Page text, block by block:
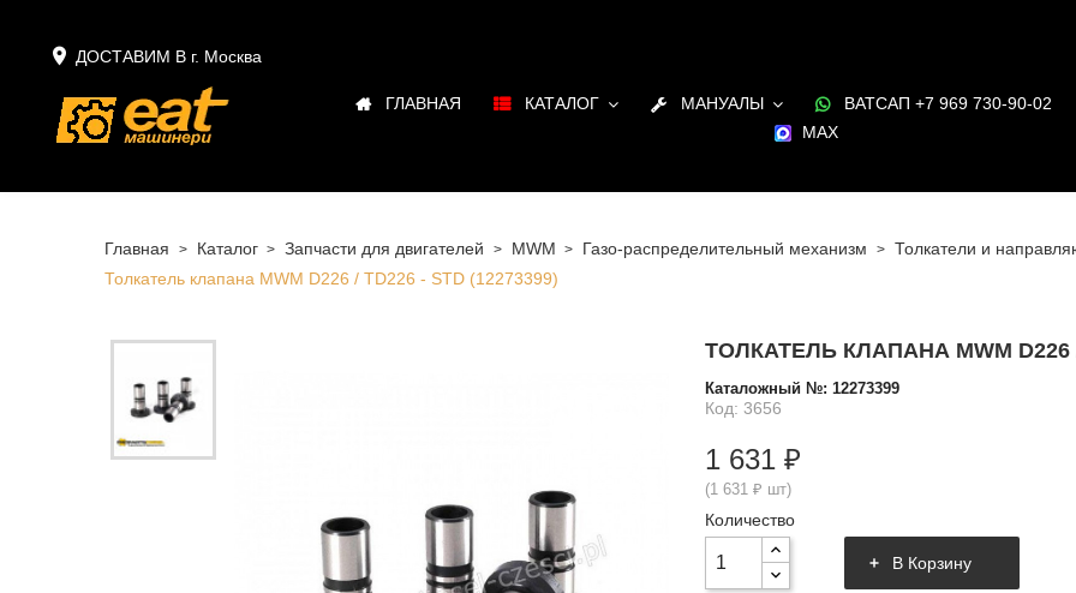
 ДОСТАВИМ В г. Москва
ГЛАВНАЯ КАТАЛОГ МАНУАЛЫ ВАТСАП +7 969 730-90-02
MAX
Главная Каталог Запчасти для двигателей MWM Газо-распределительный механизм
Толкатели и
Толкатель клапана MWM D226 / TD226 - STD (12273399)
ТОЛКАТЕЛЬ КЛАПАНА MWM D226 /
Каталожный №: 12273399
Код: 3656
1 631 ₽
(1 631 ₽ шт)
Количество
В Корзину